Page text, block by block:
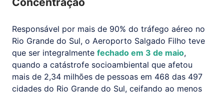
Responsável por mais de 90% do tráfego aéreo no
Rio Grande do Sul, o Aeroporto Salgado Filho teve
que ser integralmente fechado em 3 de maio,
quando a catástrofe socioambiental que afetou
mais de 2,34 milhões de pessoas em 468 das 497
cidades do Rio Grande do Sul, ceifando ao menos